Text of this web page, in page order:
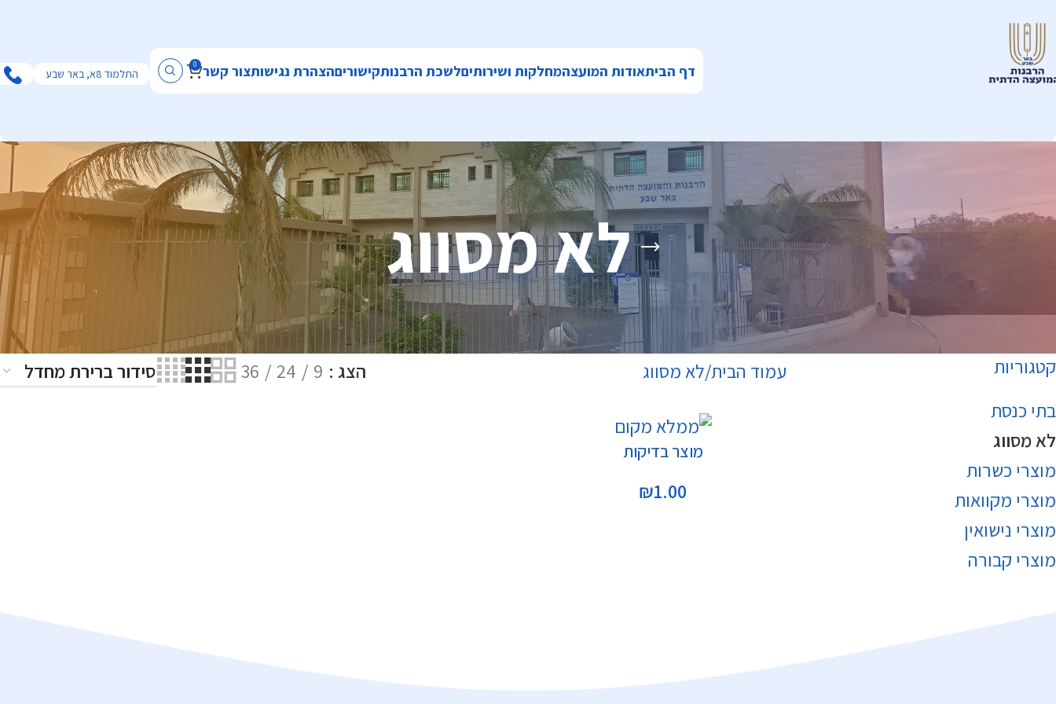
דף הביתאודות המועצהמחלקות ושירותיםלשכת הרבנותקישוריםהצהרת נגישותצור קשר 0
התלמוד 8א, באר שבע
לא מסווג
קטגוריות
בתי כנסת
לא מסווג
מוצרי כשרות
מוצרי מקוואות
מוצרי נישואין
מוצרי קבורה
עמוד הבית לא מסווג הצג 9
24
36
הוספה לסל
מוצר בדיקות
₪1.00